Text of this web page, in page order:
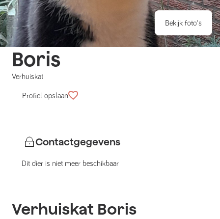
Bekijk foto's
Boris
Verhuiskat
Profiel opslaan
Contactgegevens
Dit dier is niet meer beschikbaar
Verhuiskat Boris